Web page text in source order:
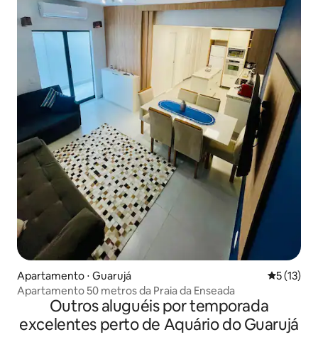
Apartamento ⋅ Guarujá 5 de uma
5 (13)
Apartamento 50 metros da Praia da Enseada
Outros aluguéis por temporada
excelentes perto de Aquário do Guarujá